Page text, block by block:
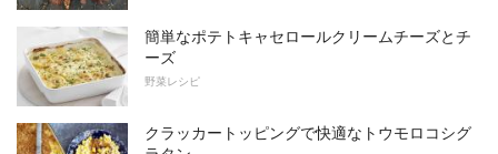
簡単なポテトキャセロールクリームチーズとチ
ーズ
野菜レシピ
クラッカートッピングで快適なトウモロコシグ